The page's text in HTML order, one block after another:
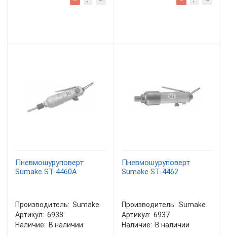
Пневмошуруповерт
Sumake ST-4460A
Производитель: Sumake
Артикул: 6938
Наличие: В наличии
Пневмошуруповерт
Sumake ST-4462
Производитель: Sumake
Артикул: 6937
Наличие: В наличии